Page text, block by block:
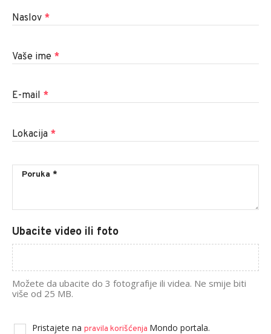
Naslov *
Vaše ime *
E-mail *
Lokacija *
Ubacite video ili foto
Možete da ubacite do 3 fotografije ili videa. Ne smije biti
više od 25 MB.
Pristajete na pravila korišćenja Mondo portala.